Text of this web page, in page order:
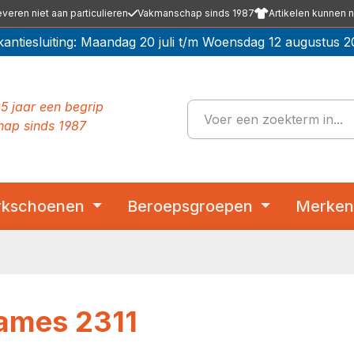
niet aan particulieren Vakmanschap sinds 1987 Artikelen kunnen
Maandag 20 juli t/m Woensdag 12 augustus
jaar een begrip
sinds 1987
Beroepsgroepen Merken
2311